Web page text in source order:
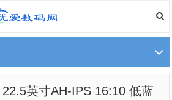
英寸AH-IPS 16:10 低蓝